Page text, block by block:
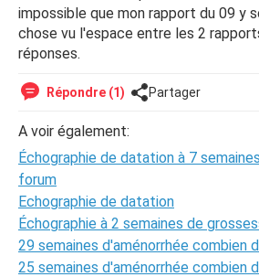
impossible que mon rapport du 09 y
chose vu l'espace entre les 2
réponses.
Répondre (1) Partager
A voir également:
Échographie de datation à 7
forum
Echographie de datation
Échographie à 2 semaines de
29 semaines d'aménorrhée combien
25 semaines d'aménorrhée combien